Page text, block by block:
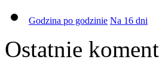
Godzina po godzinie Na 16 dni
Ostatnie